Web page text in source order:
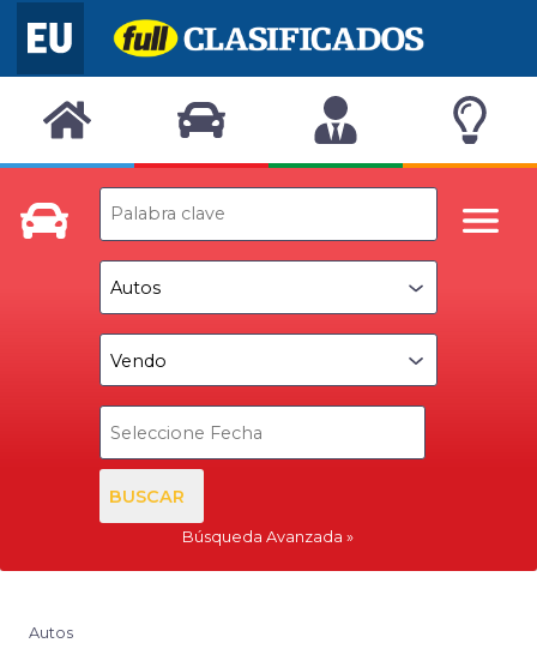
BUSCAR
Búsqueda Avanzada
Autos